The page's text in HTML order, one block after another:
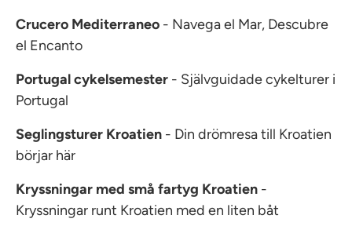
Crucero Mediterraneo - Navega el Mar, Descubre
el Encanto
Portugal cykelsemester - Självguidade cykelturer i
Portugal
Seglingsturer Kroatien - Din drömresa till Kroatien
börjar här
Kryssningar med små fartyg Kroatien -
Kryssningar runt Kroatien med en liten båt